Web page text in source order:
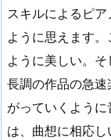
スキルによるピ
ように思えます
ように美しい。そ
長調の作品の急
がっていくよう
は、曲想に相応